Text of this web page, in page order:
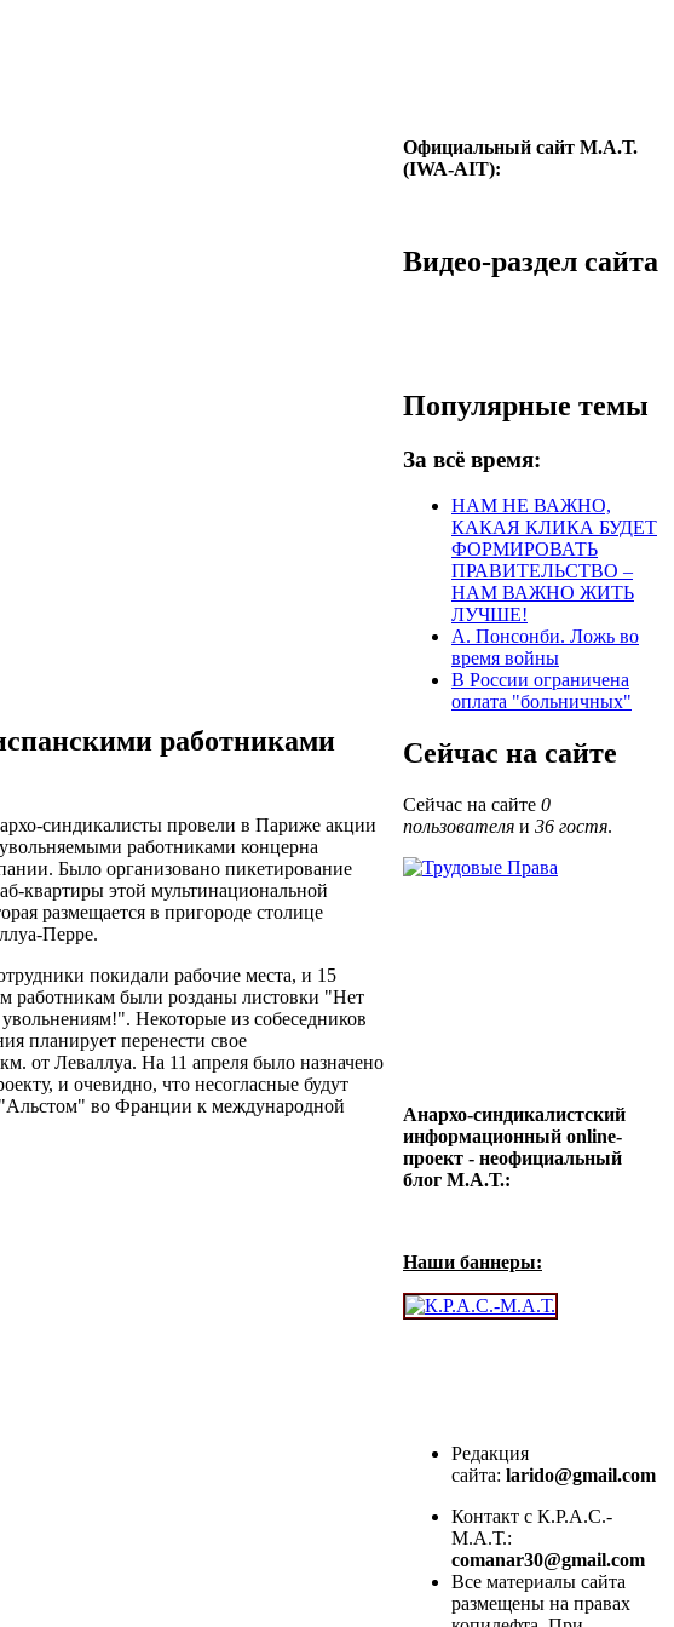
работниками
синдикалисты провели в Париже акции
работниками концерна
Было организовано пикетирование
квартиры этой мультинациональной
размещается в пригороде столице
Перре.
покидали рабочие места, и 15
работникам были розданы листовки "Нет
Некоторые из собеседников
планирует перенести свое
от Леваллуа. На 11 апреля было назначено
и очевидно, что несогласные будут
во Франции к международной
Официальный сайт М.А.Т.
(IWA-AIT):
Видео-раздел сайта
Популярные темы
За всё время:
НАМ НЕ ВАЖНО,
КАКАЯ КЛИКА БУДЕТ
ФОРМИРОВАТЬ
ПРАВИТЕЛЬСТВО –
НАМ ВАЖНО ЖИТЬ
ЛУЧШЕ!
А. Понсонби. Ложь во
время войны
В России ограничена
оплата "больничных"
Сейчас на сайте
Сейчас на сайте 0
пользователя и 36 гостя.
Анархо-синдикалистский
информационный online-
проект - неофициальный
блог М.А.Т.:
Наши баннеры:
Редакция
сайта: larido@gmail.com
Контакт с К.Р.А.С.-
М.А.Т.:
comanar30@gmail.com
Все материалы сайта
размещены на правах